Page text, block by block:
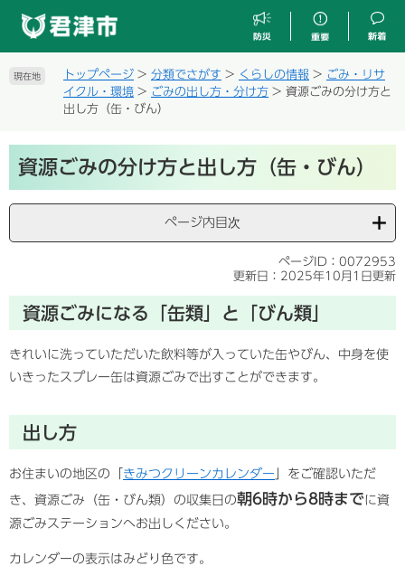
す
し
現在地 トップページ > 分類でさがす > くらしの情報 > ごみ・リサ
イクル・環境 > ごみの出し方・分け方 > 資源ごみの分け方と
出し方（缶・びん）
文資源ごみの分け方と出し方（缶・びん）
ページ内目次
ページID：0072953
更新日：2025年10月1日更新
資源ごみになる「缶類」と「びん類」
きれいに洗っていただいた飲料等が入っていた缶やびん、中身を使
いきったスプレー缶は資源ごみで出すことができます。
出し方
お住まいの地区の「 きみつクリーンカレンダー 」をご確認いただ
き、資源ごみ（缶・びん類）の収集日の朝6時から8時までに資
源ごみステーションへお出しください。
カレンダーの表示はみどり色です。